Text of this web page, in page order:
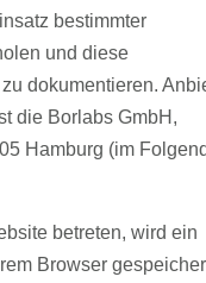
bestimmter
und diese
dokumentieren.
die Borlabs GmbH,
Hamburg (im
betreten, wird ein
Browser